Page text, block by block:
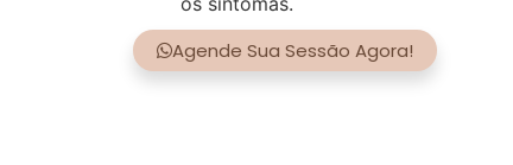
Agende Sua Sessão Agora!